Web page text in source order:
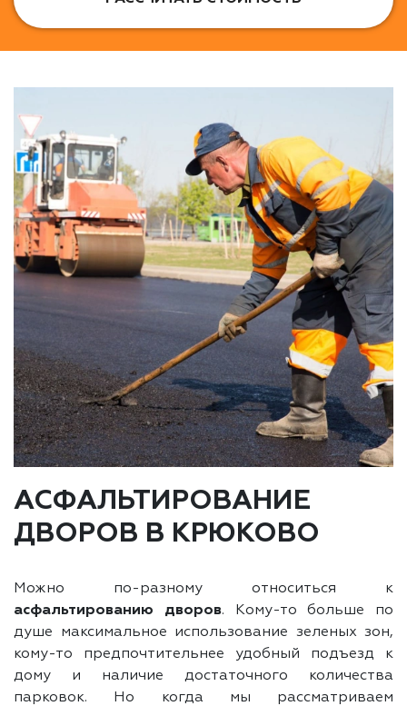
АСФАЛЬТИРОВАНИЕ
ДВОРОВ В КРЮКОВО
Можно по-разному относиться к
асфальтированию дворов. Кому-то больше по
душе максимальное использование зеленых зон,
кому-то предпочтительнее удобный подъезд к
дому и наличие достаточного количества
парковок. Но когда мы рассматриваем